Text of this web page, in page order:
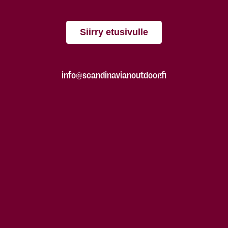
Siirry etusivulle
info@scandinavianoutdoor.fi